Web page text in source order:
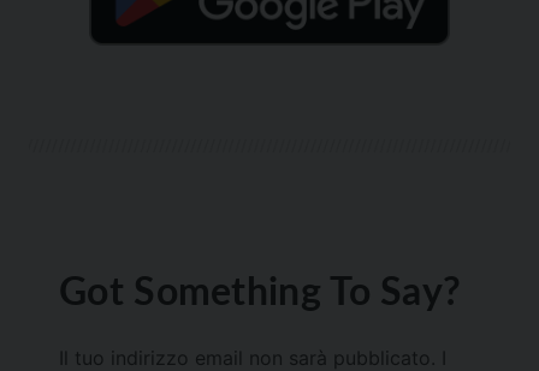
Got Something To Say?
Il tuo indirizzo email non sarà pubblicato.